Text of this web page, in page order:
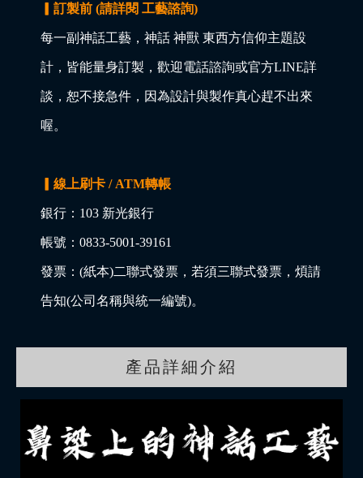
▎訂製前 (請詳閱 工藝諮詢)
每一副神話工藝，神話 神獸 東西方信仰主題設
計，皆能量身訂製，歡迎電話諮詢或官方LINE詳
談，恕不接急件，因為設計與製作真心趕不出來
喔。
▎線上刷卡 / ATM轉帳
銀行：103 新光銀行
帳號：0833-5001-39161
發票：(紙本)二聯式發票，若須三聯式發票，煩請
告知(公司名稱與統一編號)。
產品詳細介紹